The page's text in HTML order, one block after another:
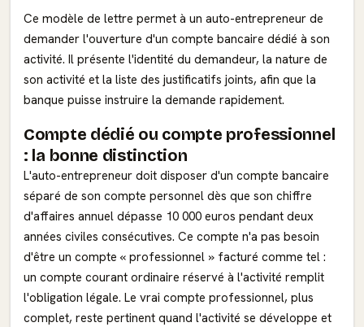
Ce modèle de lettre permet à un auto-entrepreneur de
demander l'ouverture d'un compte bancaire dédié à son
activité. Il présente l'identité du demandeur, la nature de
son activité et la liste des justificatifs joints, afin que la
banque puisse instruire la demande rapidement.
Compte dédié ou compte professionnel
: la bonne distinction
L'auto-entrepreneur doit disposer d'un compte bancaire
séparé de son compte personnel dès que son chiffre
d'affaires annuel dépasse 10 000 euros pendant deux
années civiles consécutives. Ce compte n'a pas besoin
d'être un compte « professionnel » facturé comme tel :
un compte courant ordinaire réservé à l'activité remplit
l'obligation légale. Le vrai compte professionnel, plus
complet, reste pertinent quand l'activité se développe et